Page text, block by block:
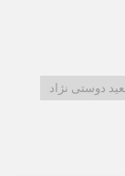
دوستی نژاد